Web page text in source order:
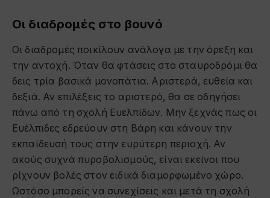
Οι διαδρομές στο βουνό
Οι διαδρομές ποικίλουν ανάλογα με την όρεξη και
την αντοχή. Όταν θα φτάσεις στο σταυροδρόμι θα
δεις τρία βασικά μονοπάτια. Αριστερά, ευθεία και
δεξιά. Αν επιλέξεις το αριστερό, θα σε οδηγήσει
πάνω από τη σχολή Ευελπίδων. Μην ξεχνάς πως οι
Ευέλπιδες εδρεύουν στη Βάρη και κάνουν την
εκπαίδευσή τους στην ευρύτερη περιοχή. Αν
ακούς συχνά πυροβολισμούς, είναι εκείνοι που
ρίχνουν βολές στον ειδικά διαμορφωμένο χώρο.
Ωστόσο μπορείς να συνεχίσεις και μετά τη σχολή